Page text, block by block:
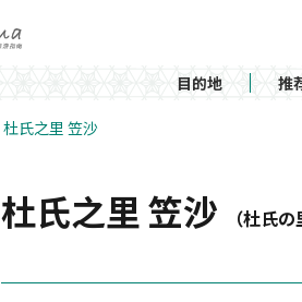
目的地 推
杜氏之里 笠沙
杜氏之里 笠沙 （杜氏